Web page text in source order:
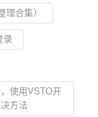
合集）
录
使用VSTO开
方法